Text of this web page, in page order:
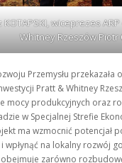
KOTAPSKI, wiceprezes
Whitney Rzeszów Piotr
Przemysłu przekazała
Pratt & Whitney
mocy produkcyjnych oraz
w Specjalnej Strefie
ma wzmocnić potencjał
wpłynąć na lokalny rozwój
zarówno